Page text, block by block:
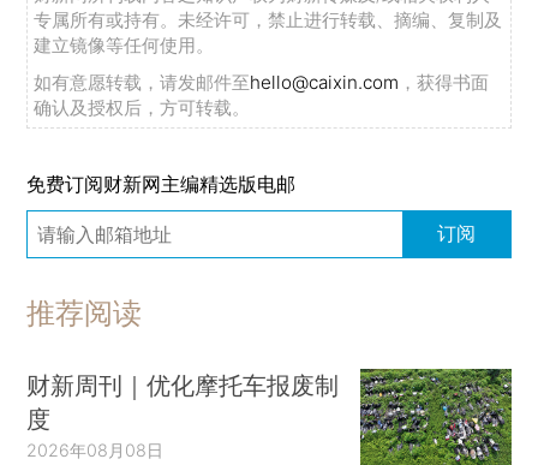
专属所有或持有。未经许可，禁止进行转载、摘编、复制及
建立镜像等任何使用。
如有意愿转载，请发邮件至hello@caixin.com ，获得书面
确认及授权后，方可转载。
免费订阅财新网主编精选版电邮
订阅
推荐阅读
财新周刊｜优化摩托车报废制
度
2026年08月08日